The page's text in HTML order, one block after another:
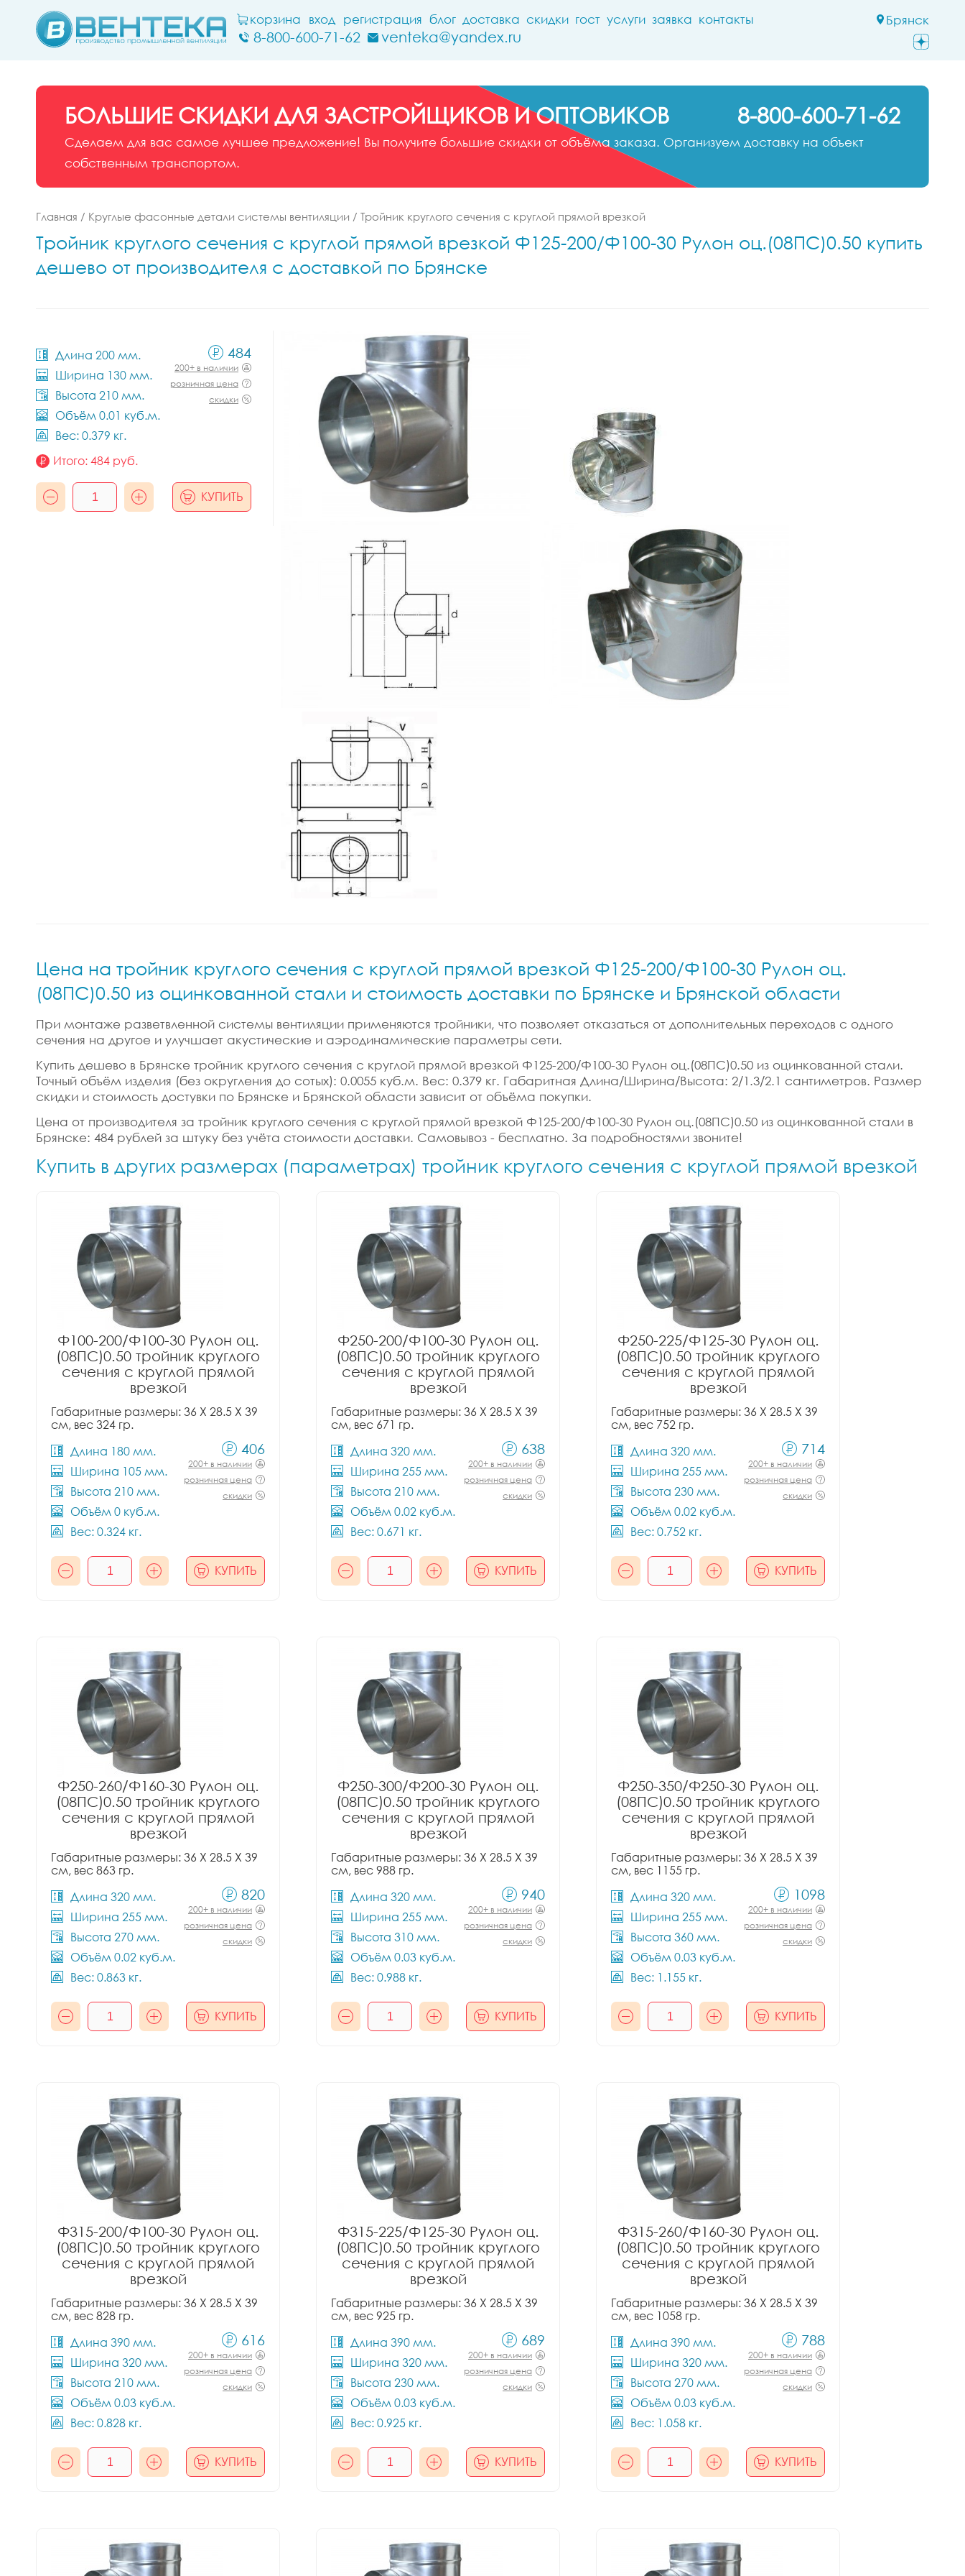
Брянск
корзина вход регистрация блог доставка скидки гост услуги заявка контакты
8-800-600-71-62 venteka@yandex.ru
БОЛЬШИЕ СКИДКИ ДЛЯ ЗАСТРОЙЩИКОВ И ОПТОВИКОВ 8-800-600-71-62
Сделаем для вас самое лучшее предложение! Вы получите большие скидки от объёма заказа. Организуем доставку на объект
собственным транспортом.
Главная / Круглые фасонные детали системы вентиляции / Тройник круглого сечения с круглой прямой врезкой
Тройник круглого сечения с круглой прямой врезкой Ф125-200/Ф100-30 Рулон оц.(08ПС)0.50 купить
дешево от производителя с доставкой по Брянске
Длина 200 мм.
Ширина 130 мм.
Высота 210 мм.
Объём 0.01 куб.м.
Вес: 0.379 кг.
484
200+ в наличии
розничная цена
скидки
Итого: 484 руб.
КУПИТЬ
Цена на тройник круглого сечения с круглой прямой врезкой Ф125-200/Ф100-30 Рулон оц.
(08ПС)0.50 из оцинкованной стали и стоимость доставки по Брянске и Брянской области
При монтаже разветвленной системы вентиляции применяются тройники, что позволяет отказаться от дополнительных переходов с одного
сечения на другое и улучшает акустические и аэродинамические параметры сети.
Купить дешево в Брянске тройник круглого сечения с круглой прямой врезкой Ф125-200/Ф100-30 Рулон оц.(08ПС)0.50 из оцинкованной стали.
Точный объём изделия (без округления до сотых): 0.0055 куб.м. Вес: 0.379 кг. Габаритная Длина/Ширина/Высота: 2/1.3/2.1 сантиметров. Размер
скидки и стоимость достувки по Брянске и Брянской области зависит от объёма покупки.
Цена от производителя за тройник круглого сечения с круглой прямой врезкой Ф125-200/Ф100-30 Рулон оц.(08ПС)0.50 из оцинкованной стали в
Брянске: 484 рублей за штуку без учёта стоимости доставки. Самовывоз - бесплатно. За подробностями звоните!
Купить в других размерах (параметрах) тройник круглого сечения с круглой прямой врезкой
Ф100-200/Ф100-30 Рулон оц.
(08ПС)0.50 тройник круглого
сечения с круглой прямой
врезкой
Габаритные размеры: 36 X 28.5 X 39
см, вес 324 гр.
Длина 180 мм.
Ширина 105 мм.
Высота 210 мм.
Объём 0 куб.м.
Вес: 0.324 кг.
406
200+ в наличии
розничная цена
скидки
КУПИТЬ
Ф250-200/Ф100-30 Рулон оц.
(08ПС)0.50 тройник круглого
сечения с круглой прямой
врезкой
Габаритные размеры: 36 X 28.5 X 39
см, вес 671 гр.
Длина 320 мм.
Ширина 255 мм.
Высота 210 мм.
Объём 0.02 куб.м.
Вес: 0.671 кг.
638
200+ в наличии
розничная цена
скидки
КУПИТЬ
Ф250-225/Ф125-30 Рулон оц.
(08ПС)0.50 тройник круглого
сечения с круглой прямой
врезкой
Габаритные размеры: 36 X 28.5 X 39
см, вес 752 гр.
Длина 320 мм.
Ширина 255 мм.
Высота 230 мм.
Объём 0.02 куб.м.
Вес: 0.752 кг.
714
200+ в наличии
розничная цена
скидки
КУПИТЬ
Ф250-260/Ф160-30 Рулон оц.
(08ПС)0.50 тройник круглого
сечения с круглой прямой
врезкой
Габаритные размеры: 36 X 28.5 X 39
см, вес 863 гр.
Длина 320 мм.
Ширина 255 мм.
Высота 270 мм.
Объём 0.02 куб.м.
Вес: 0.863 кг.
820
200+ в наличии
розничная цена
скидки
КУПИТЬ
Ф250-300/Ф200-30 Рулон оц.
(08ПС)0.50 тройник круглого
сечения с круглой прямой
врезкой
Габаритные размеры: 36 X 28.5 X 39
см, вес 988 гр.
Длина 320 мм.
Ширина 255 мм.
Высота 310 мм.
Объём 0.03 куб.м.
Вес: 0.988 кг.
940
200+ в наличии
розничная цена
скидки
КУПИТЬ
Ф250-350/Ф250-30 Рулон оц.
(08ПС)0.50 тройник круглого
сечения с круглой прямой
врезкой
Габаритные размеры: 36 X 28.5 X 39
см, вес 1155 гр.
Длина 320 мм.
Ширина 255 мм.
Высота 360 мм.
Объём 0.03 куб.м.
Вес: 1.155 кг.
1098
200+ в наличии
розничная цена
скидки
КУПИТЬ
Ф315-200/Ф100-30 Рулон оц.
(08ПС)0.50 тройник круглого
сечения с круглой прямой
врезкой
Габаритные размеры: 36 X 28.5 X 39
см, вес 828 гр.
Длина 390 мм.
Ширина 320 мм.
Высота 210 мм.
Объём 0.03 куб.м.
Вес: 0.828 кг.
616
200+ в наличии
розничная цена
скидки
КУПИТЬ
Ф315-225/Ф125-30 Рулон оц.
(08ПС)0.50 тройник круглого
сечения с круглой прямой
врезкой
Габаритные размеры: 36 X 28.5 X 39
см, вес 925 гр.
Длина 390 мм.
Ширина 320 мм.
Высота 230 мм.
Объём 0.03 куб.м.
Вес: 0.925 кг.
689
200+ в наличии
розничная цена
скидки
КУПИТЬ
Ф315-260/Ф160-30 Рулон оц.
(08ПС)0.50 тройник круглого
сечения с круглой прямой
врезкой
Габаритные размеры: 36 X 28.5 X 39
см, вес 1058 гр.
Длина 390 мм.
Ширина 320 мм.
Высота 270 мм.
Объём 0.03 куб.м.
Вес: 1.058 кг.
788
200+ в наличии
розничная цена
скидки
КУПИТЬ